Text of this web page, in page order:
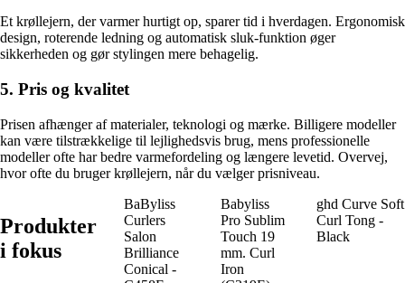
Et krøllejern, der varmer hurtigt op, sparer tid i hverdagen. Ergonomisk
design, roterende ledning og automatisk sluk-funktion øger
sikkerheden og gør stylingen mere behagelig.
5. Pris og kvalitet
Prisen afhænger af materialer, teknologi og mærke. Billigere modeller
kan være tilstrækkelige til lejlighedsvis brug, mens professionelle
modeller ofte har bedre varmefordeling og længere levetid. Overvej,
hvor ofte du bruger krøllejern, når du vælger prisniveau.
Produkter
i fokus
BaByliss
Curlers
Salon
Brilliance
Conical -
Babyliss
Pro Sublim
Touch 19
mm. Curl
Iron
ghd Curve Soft
Curl Tong -
Black